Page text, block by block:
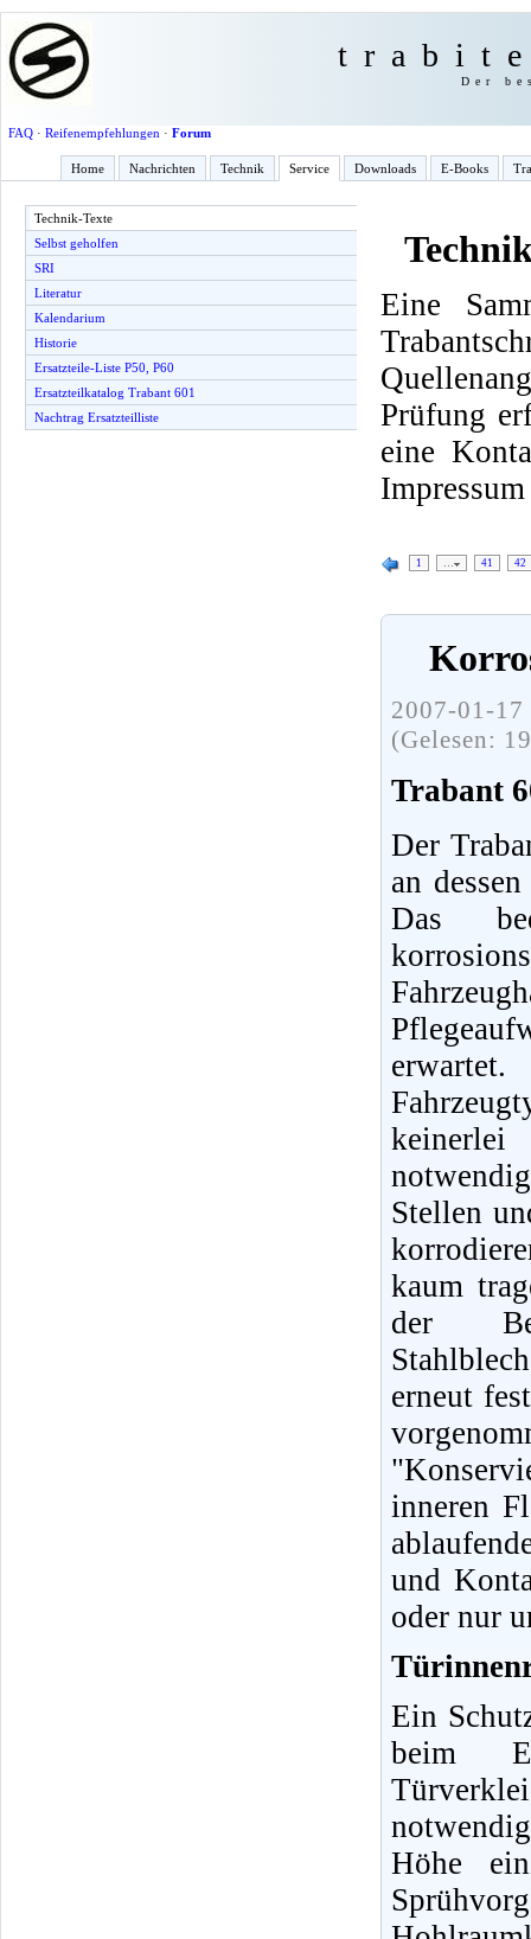
Der
FAQ· Reifenempfehlungen · Forum
Home Nachrichten Technik Service Downloads E-Books
Technik-Texte
Selbst geholfen
SRI
Literatur
Kalendarium
Historie
Ersatzteile-Liste P50, P60
Ersatzteilkatalog Trabant 601
Nachtrag Ersatzteilliste
Eine
Prüfung
eine
1 41 42
2007-01-
(Gelesen:
Trabant
Der
an
Das
keinerlei
Stellen
kaum
der
erneut
inneren
und
oder nur
Ein
beim
Höhe